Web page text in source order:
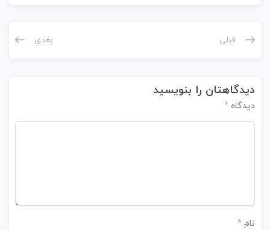
قبلی بعدی
دیدگاهتان را بنویسید
دیدگاه *
نام *